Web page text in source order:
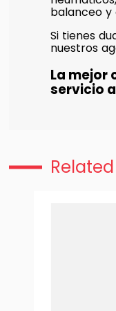
balanceo y
Si tienes
nuestros
La mejor
servicio